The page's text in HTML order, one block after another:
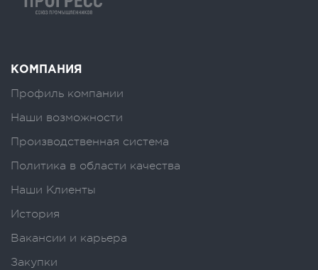
КОМПАНИЯ
Профиль компании
Наши возможности
Производственная система
Политика в области качества
Наши Клиенты
История
Вакансии и карьера
Закупки